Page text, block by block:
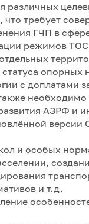
различных
требует
ГЧП в
режимов
опорных
с доплатами
необходимо
АЗРФ и
версии
и особых
и т.д.